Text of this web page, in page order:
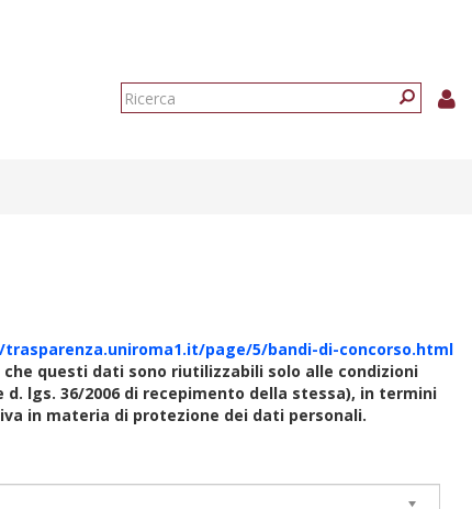
Form
page/5/bandi-di-concorso.html
che questi dati sono riutilizzabili solo alle condizioni
lgs. 36/2006 di recepimento della stessa), in termini
in materia di protezione dei dati personali.